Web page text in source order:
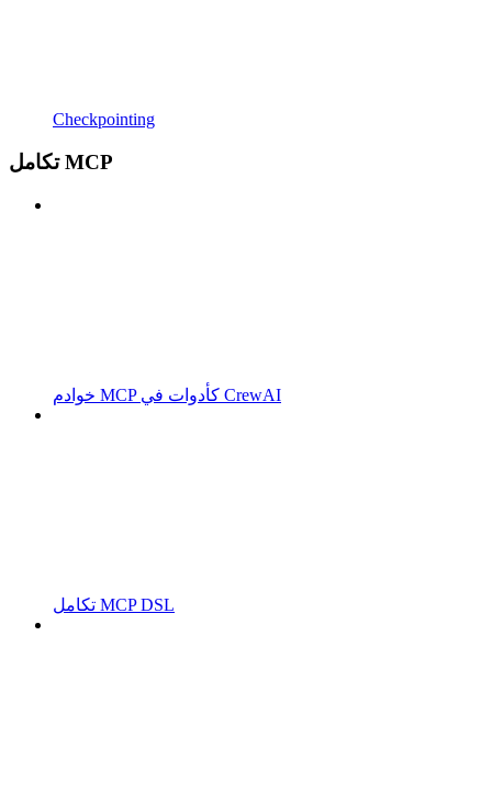
Checkpointing
تكامل MCP
خوادم MCP كأدوات في CrewAI
تكامل MCP DSL